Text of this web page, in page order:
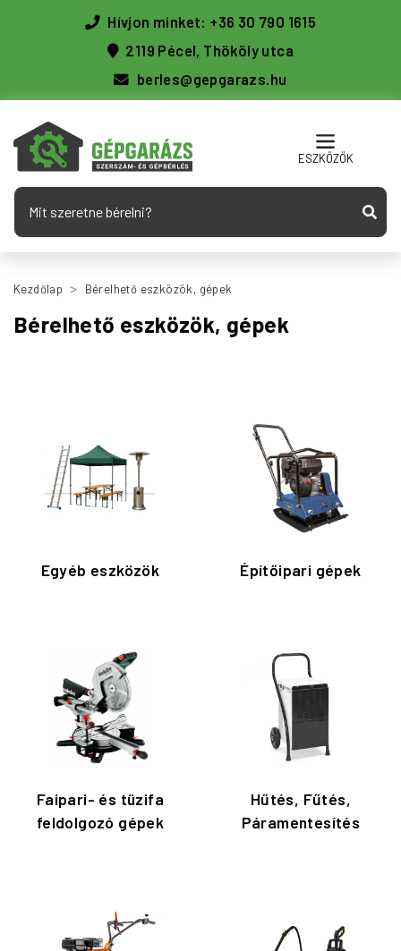
Hívjon minket: +36 30 790 1615
2119 Pécel, Thököly utca
berles@gepgarazs.hu
ESZKÖZÖK
Kezdőlap Bérelhető eszközök, gépek
Bérelhető eszközök, gépek
Egyéb eszközök Építőipari gépek
Faipari- és tüzifa
feldolgozó gépek
Hűtés, Fűtés,
Páramentesítés